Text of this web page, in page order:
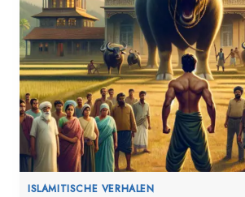
ISLAMITISCHE VERHALEN